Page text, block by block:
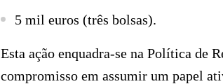
5 mil euros (três bolsas).
Esta ação enquadra-se na Política de
compromisso em assumir um papel